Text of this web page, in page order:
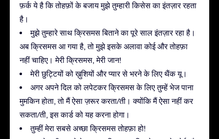
फ़र्क ये है कि तोहफ़ों के बजाय मुझे तुम्हारी किसेस का इंतज़ार रहता
है।
मुझे तुम्हारे साथ क्रिसमस बिताने का पूरे साल इंतज़ार रहा है।
अब क्रिसमस आ गया है, तो मुझे इसके अलावा कोई और तोहफ़ा
नहीं चाहिए। मेरी क्रिसमस, मेरी जान!
मेरी छुट्टियों को ख़ुशियों और प्यार से भरने के लिए थैंक यू।
अगर अपने दिल को लपेटकर क्रिसमस के लिए तुम्हें भेज पाना
मुमकिन होता, तो मैं ऐसा ज़रूर करता/ती। क्योंकि मैं ऐसा नहीं कर
सकता/ती, इस कार्ड को यह करना होगा।
तुम्हीं मेरा सबसे अच्छा क्रिसमस तोहफ़ा हो!